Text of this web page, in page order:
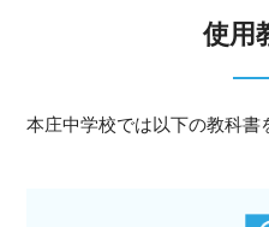
使用
本庄中学校では以下の教科書